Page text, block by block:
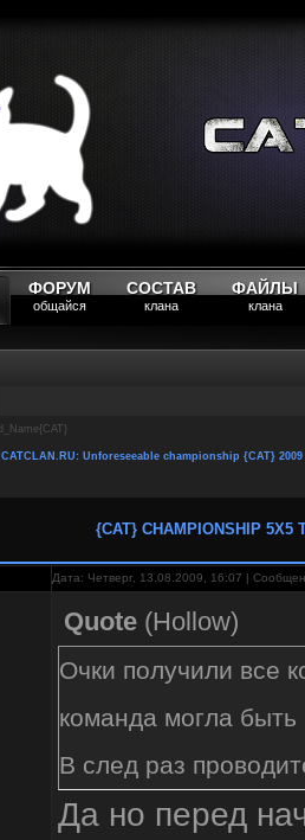
ФОРУМ
общайся
СОСТАВ
клана
ФАЙЛЫ
клана
CATCLAN.RU: Unforeseeable championship {CAT} 2009
{CAT} CHAMPIONSHIP
Дата: Четверг, 13.08.2009, 16:07 |
Quote (Hollow)
Очки получили все
команда могла быть
В след раз
Да но перед